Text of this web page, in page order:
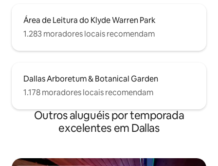
Área de Leitura do Klyde Warren Park
1.283 moradores locais recomendam
Dallas Arboretum & Botanical Garden
1.178 moradores locais recomendam
Outros aluguéis por temporada
excelentes em Dallas